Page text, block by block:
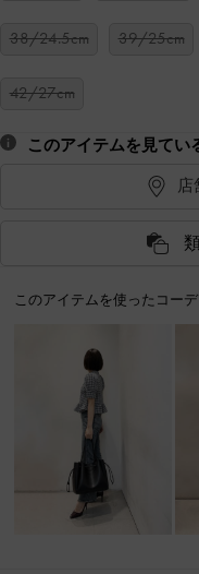
38/24.5cm 39/25cm
42/27cm
このアイテムを見てい
店
このアイテムを使ったコー